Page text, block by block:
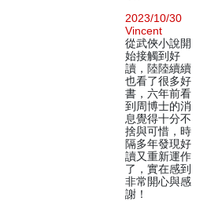
2023/10/30
Vincent
從武俠小說開
始接觸到好
讀，陸陸續續
也看了很多好
書，六年前看
到周博士的消
息覺得十分不
捨與可惜，時
隔多年發現好
讀又重新運作
了，實在感到
非常開心與感
謝！